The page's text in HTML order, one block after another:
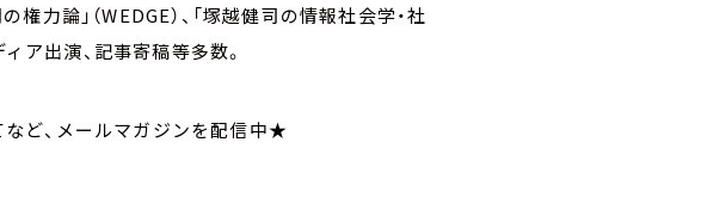
力論」（WEDGE）、「塚越健司の情報社会学・社
ア出演、記事寄稿等多数。
ど、メールマガジンを配信中★